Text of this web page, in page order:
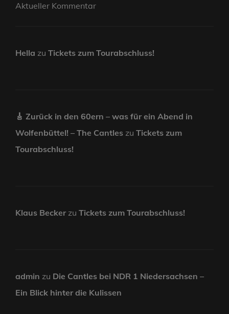
Aktueller Kommentar
Hella zu Tickets zum Tourabschluss!
🎸 Zurück in den 60ern – was für ein Abend in
Wolfenbüttel! – The Cantles zu Tickets zum
Tourabschluss!
Klaus Beckerzu Tickets zum Tourabschluss!
admin zu Die Cantles bei NDR 1 Niedersachsen –
Ein Blick hinter die Kulissen